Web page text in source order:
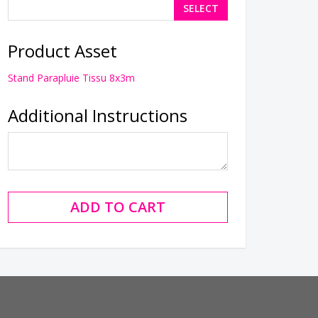
SELECT
Product Asset
Stand Parapluie Tissu 8x3m
Additional Instructions